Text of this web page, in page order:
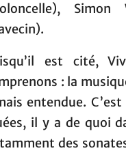
Simon
est cité,
: la
entendue.
il y a de quoi
des